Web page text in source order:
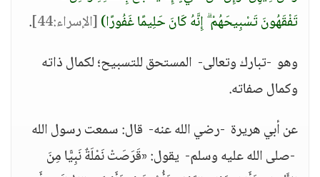
تَفْقَهُونَ تَسْبِيحَهُمْ ۗ إِنَّهُ كَانَ حَلِيمًا غَفُورًا)[الإسراء:44]
.
وهو -تبارك وتعالى- المستحق للتسبيح؛ لكمال ذاته
وكمال صفاته.
عن أبي هريرة -رضي الله عنه- قال: سمعت رسول الله
-صلى الله عليه وسلم- يقول: «قَرَصَتْ نَمْلَةٌ نَبِيًّا مِنَ